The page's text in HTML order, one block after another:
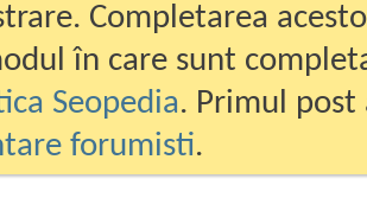
Completarea
în care sunt
Seopedia. Primul
forumisti.